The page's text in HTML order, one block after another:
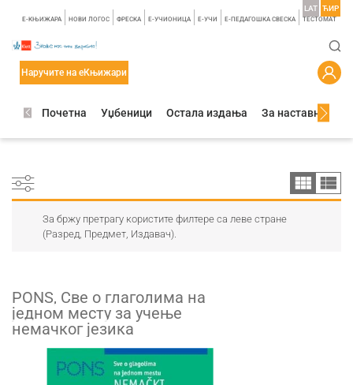
E-КЊИЖАРА НОВИ ЛОГОС ФРЕСКА E-УЧИОНИЦА E-УЧИ Е-ПЕДАГОШКА СВЕСКА TЕСТОМАТ
LAT ЋИР
Наручите на еКњижари
Почетна Уџбеници Остала издања За наставнике
За бржу претрагу користите филтере са леве стране
(Разред, Предмет, Издавач).
PONS, Све о глаголима на
једном месту за учење
немачког језика